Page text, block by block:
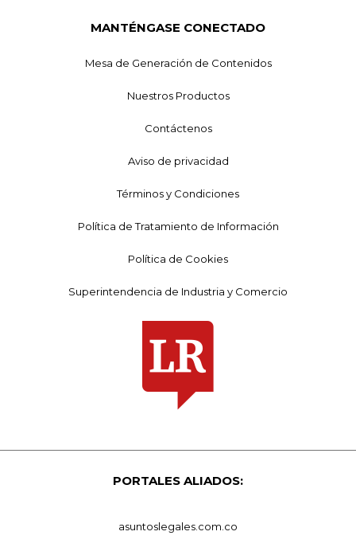
MANTÉNGASE CONECTADO
Mesa de Generación de Contenidos
Nuestros Productos
Contáctenos
Aviso de privacidad
Términos y Condiciones
Política de Tratamiento de Información
Política de Cookies
Superintendencia de Industria y Comercio
PORTALES ALIADOS:
asuntoslegales.com.co